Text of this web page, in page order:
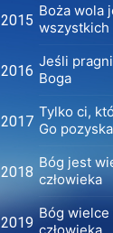
2015
Boża wola
wszystkich
2016
Jeśli
Boga
2017
Tylko ci,
Go
2018
Bóg jest
człowieka
2019
Bóg